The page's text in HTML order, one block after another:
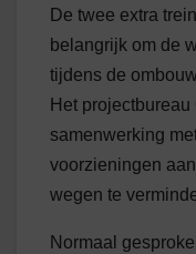
De twee extra
belangrijk om de
tijdens de
Het
samenwerking
voorzieningen
wegen te
Normaal